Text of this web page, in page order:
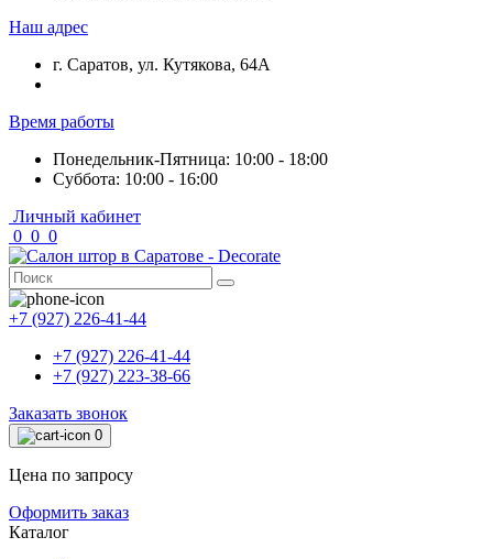
Наш адрес
г. Саратов, ул. Кутякова, 64А
Время работы
Понедельник-Пятница: 10:00 - 18:00
Суббота: 10:00 - 16:00
Личный кабинет
0 0 0
+7 (927) 226-41-44
+7 (927) 226-41-44
+7 (927) 223-38-66
Заказать звонок
0
Цена по запросу
Оформить заказ
Каталог